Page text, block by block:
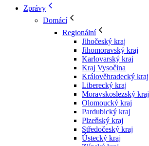
Zprávy
Domácí
Regionální
Jihočeský kraj
Jihomoravský kraj
Karlovarský kraj
Kraj Vysočina
Králověhradecký kraj
Liberecký kraj
Moravskoslezský kraj
Olomoucký kraj
Pardubický kraj
Plzeňský kraj
Středočeský kraj
Ústecký kraj